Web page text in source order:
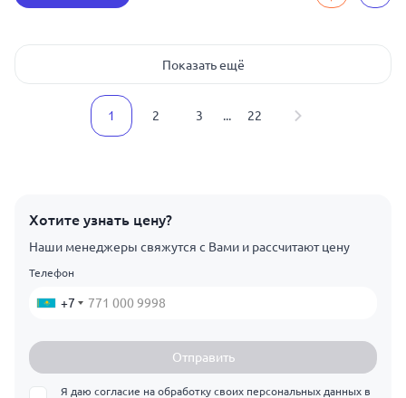
Показать ещё
1 2 3 ... 22
Хотите узнать цену?
Наши менеджеры свяжутся с Вами и рассчитают цену
Телефон
+7
Отправить
Я даю согласие на обработку своих персональных данных в